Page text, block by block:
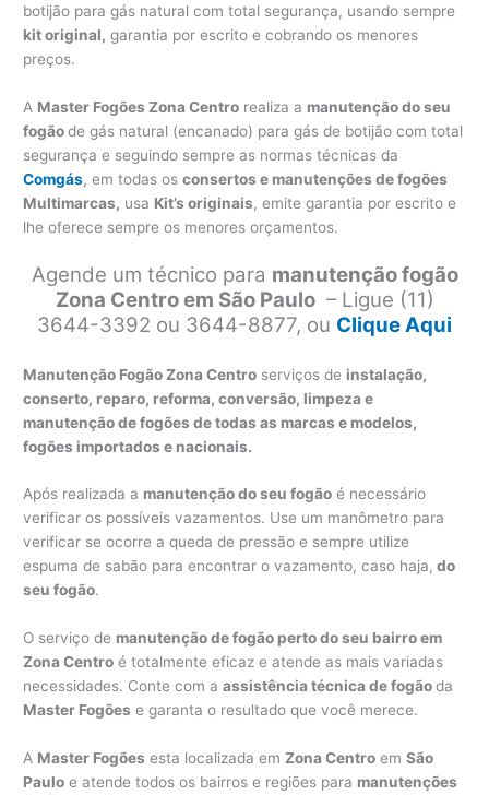
botijão para gás natural com total segurança, usando sempre
kit original, garantia por escrito e cobrando os menores
preços.
A Master Fogões Zona Centro realiza a manutenção do seu
fogãode gás natural (encanado) para gás de botijão com total
segurança e seguindo sempre as normas técnicas da
Comgás, em todas osconsertos e manutenções de fogões
Multimarcas, usa Kit’s originais, emite garantia por escrito e
lhe oferece sempre os menores orçamentos.
Agende um técnico para manutenção fogão
Zona Centro em São Paulo– Ligue (11)
3644-3392 ou 3644-8877, ou Clique Aqui
Manutenção Fogão Zona Centro serviços de instalação,
conserto, reparo, reforma, conversão, limpeza e
manutenção de fogões de todas as marcas e modelos,
fogões importados e nacionais.
Após realizada a manutenção do seu fogão é necessário
verificar os possíveis vazamentos. Use um manômetro para
verificar se ocorre a queda de pressão e sempre utilize
espuma de sabão para encontrar o vazamento, caso haja, do
seu fogão.
O serviço de manutenção de fogão perto do seu bairro em
Zona Centro é totalmente eficaz e atende as mais variadas
necessidades. Conte com aassistência técnica de fogãoda
Master Fogões e garanta o resultado que você merece.
A Master Fogões esta localizada emZona Centro emSão
Paulo e atende todos os bairros e regiões para manutenções